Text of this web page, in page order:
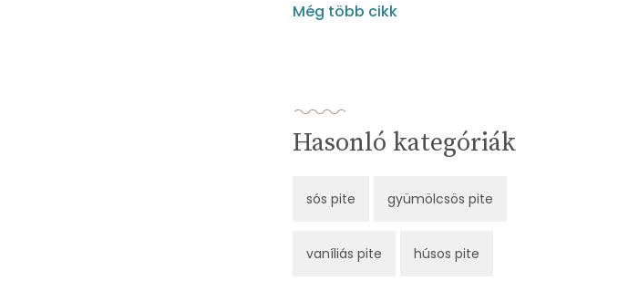
Még több cikk
Hasonló kategóriák
sós pite gyümölcsös pite
vaníliás pite húsos pite